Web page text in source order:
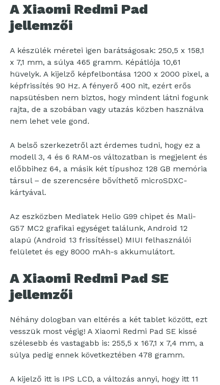
A Xiaomi Redmi Pad
jellemzői
A készülék méretei igen barátságosak: 250,5 x 158,1
x 7,1 mm, a súlya 465 gramm. Képátlója 10,61
hüvelyk. A kijelző képfelbontása 1200 x 2000 pixel, a
képfrissítés 90 Hz. A fényerő 400 nit, ezért erős
napsütésben nem biztos, hogy mindent látni fogunk
rajta, de a szobában vagy utazás közben használva
nem lehet vele gond.
A belső szerkezetről azt érdemes tudni, hogy ez a
modell 3, 4 és 6 RAM-os változatban is megjelent és
előbbihez 64, a másik két típushoz 128 GB memória
társul – de szerencsére bővíthető microSDXC-
kártyával.
Az eszközben Mediatek Helio G99 chipet és Mali-
G57 MC2 grafikai egységet találunk, Android 12
alapú (Android 13 frissítéssel) MIUI felhasználói
felületet és egy 8000 mAh-s akkumulátort.
A Xiaomi Redmi Pad SE
jellemzői
Néhány dologban van eltérés a két tablet között, ezt
vesszük most végig! A Xiaomi Redmi Pad SE kissé
szélesebb és vastagabb is: 255,5 x 167,1 x 7,4 mm, a
súlya pedig ennek következtében 478 gramm.
A kijelző itt is IPS LCD, a változás annyi, hogy itt 11